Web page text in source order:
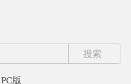
PC版